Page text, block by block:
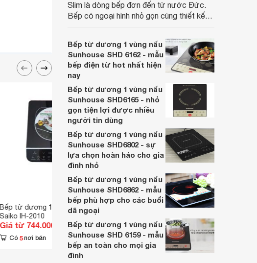
Bếp từ dương 1 vùng nấus
Saiko IH-2010
Giá từ 744.000 đ
Có 5 nơi bán
Bếp từ đơn Famco FC 3301
Giá từ 1.001.000 đ
Có 2 nơi bán
Slim là dòng bếp đơn đến từ nước Đức.
Bếp có ngoại hình nhỏ gọn cùng thiết kế
thượng trong không gian nhà.
Bếp từ dương 1 vùng nấu
Sunhouse SHD 6162 - mẫu
bếp điện từ hot nhất hiện
nay
Bếp từ dương 1 vùng nấu
Sunhouse SHD6165 - nhỏ
gọn tiện lợi được nhiều
người tin dùng
Bếp từ dương 1 vùng nấu
Sunhouse SHD6802 - sự
lựa chọn hoàn hảo cho gia
đình nhỏ
Bếp từ dương 1 vùng nấu
Sunhouse SHD6862 - mẫu
bếp phù hợp cho các buổi
dã ngoại
Bếp từ dương 1 vùng nấu
Sunhouse SHD 6159 - mẫu
bếp an toàn cho mọi gia
đình